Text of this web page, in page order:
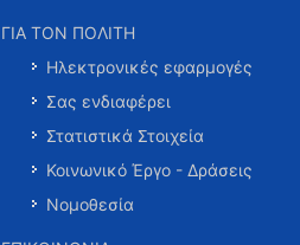
ΓΙΑ ΤΟΝ ΠΟΛΙΤΗ
Ηλεκτρονικές εφαρμογές
Σας ενδιαφέρει
Στατιστικά Στοιχεία
Κοινωνικό Έργο - Δράσεις
Νομοθεσία